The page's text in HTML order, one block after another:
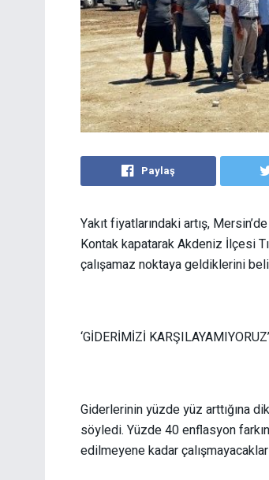
Paylaş
Yakıt fiyatlarındaki artış,
Kontak kapatarak Akdeniz İlçesi
çalışamaz noktaya geldiklerini
‘GİDERİMİZİ KARŞILAYAMIYORUZ’
Giderlerinin yüzde yüz arttığına
söyledi. Yüzde 40 enflasyon
edilmeyene kadar